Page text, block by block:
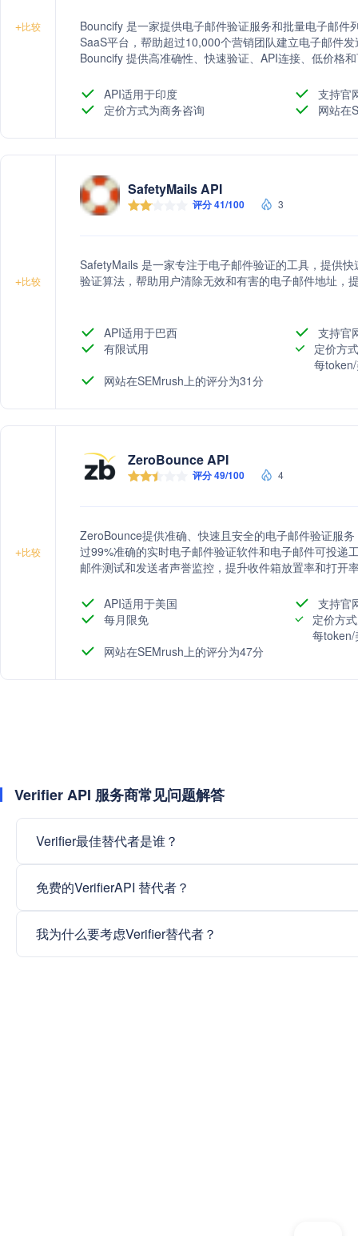
+比较
Bouncify 是一家提供电子邮件验证服务和批量电子邮
SaaS平台，帮助超过10,000个营销团队建立电子邮件
Bouncify 提供高准确性、快速验证、API连接、低价格
API适用于印度
支持官
定价方式为商务咨询
网站在
+比较
SafetyMails API
评分 41/100 3
SafetyMails 是一家专注于电子邮件验证的工具，提供
验证算法，帮助用户清除无效和有害的电子邮件地址，
API适用于巴西
支持官
有限试用
定价方
每
网站在SEMrush上的评分为31分
+比较
ZeroBounce API
评分 49/100 4
ZeroBounce提供准确、快速且安全的电子邮件验证服
过99%准确的实时电子邮件验证软件和电子邮件可投递
邮件测试和发送者声誉监控，提升收件箱放置率和打开
API适用于美国
支持官
每月限免
定价方
每token/
网站在SEMrush上的评分为47分
Verifier API 服务商常见问题解答
Verifier最佳替代者是谁？
免费的VerifierAPI 替代者？
我为什么要考虑Verifier替代者？